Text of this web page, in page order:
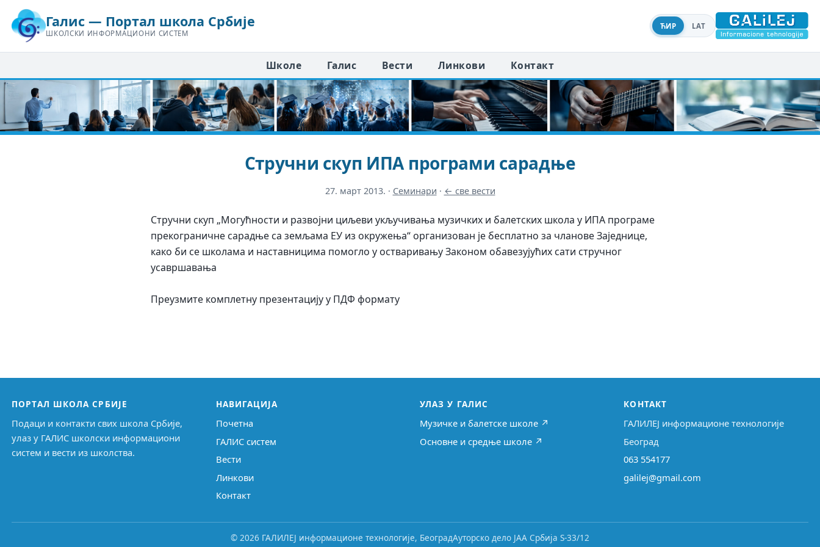
Галис — Портал школа Србије
ШКОЛСКИ ИНФОРМАЦИОНИ СИСТЕМ
ЋИР LAT
Школе Галис Вести Линкови Контакт
Стручни скуп ИПА програми сарадње
27. март 2013. · Семинари · ← све вести
Стручни скуп „Могућности и развојни циљеви укључивања музичких и балетских школа у ИПА програме
прекограничне сарадње са земљама ЕУ из окружења“ организован је бесплатно за чланове Заједнице,
како би се школама и наставницима помогло у остваривању Законом обавезујућих сати стручног
усавршавања
Преузмите комплетну презентацију у ПДФ формату
ПОРТАЛ ШКОЛА СРБИЈЕ
Подаци и контакти свих школа Србије,
улаз у ГАЛИС школски информациони
систем и вести из школства.
НАВИГАЦИЈА
Почетна
ГАЛИС систем
Вести
Линкови
Контакт
УЛАЗ У ГАЛИС
Музичке и балетске школе ↗
Основне и средње школе ↗
КОНТАКТ
ГАЛИЛЕЈ информационе технологије
Београд
063 554177
galilej@gmail.com
© 2026 ГАЛИЛЕЈ информационе технологије, БеоградАуторско дело ЈАА Србија S-33/12